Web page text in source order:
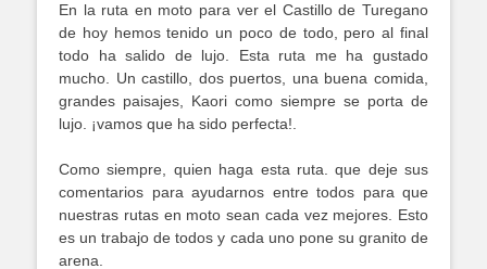
En la ruta en moto para ver el Castillo de Turegano
de hoy hemos tenido un poco de todo, pero al final
todo ha salido de lujo. Esta ruta me ha gustado
mucho. Un castillo, dos puertos, una buena comida,
grandes paisajes, Kaori como siempre se porta de
lujo. ¡vamos que ha sido perfecta!.
Como siempre, quien haga esta ruta. que deje sus
comentarios para ayudarnos entre todos para que
nuestras rutas en moto sean cada vez mejores. Esto
es un trabajo de todos y cada uno pone su granito de
arena.